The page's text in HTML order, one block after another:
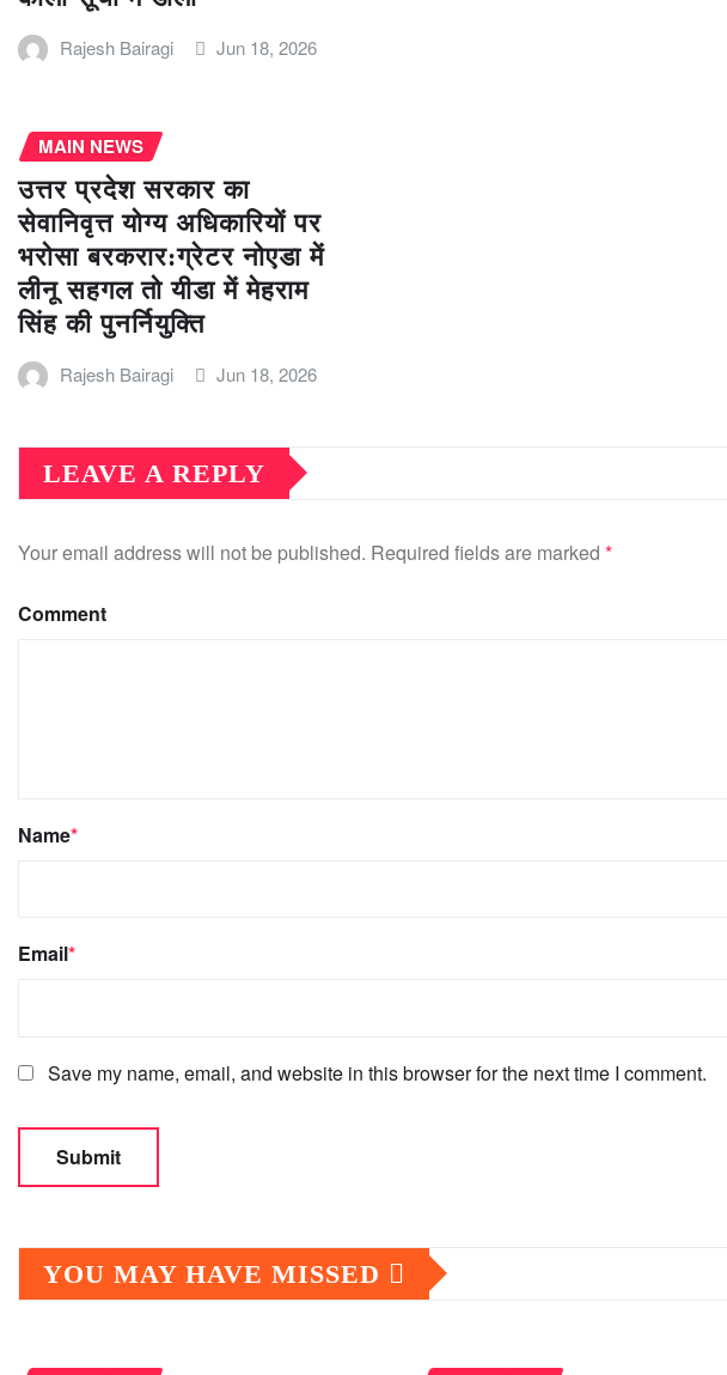
Rajesh Bairagi Jun 18, 2026
MAIN NEWS
उत्तर प्रदेश सरकार का
सेवानिवृत्त योग्य अधिकारियों पर
भरोसा बरकरार:ग्रेटर नोएडा में
लीनू सहगल तो यीडा में मेहराम
सिंह की पुनर्नियुक्ति
Rajesh Bairagi Jun 18, 2026
LEAVE A REPLY
Your email address will not be published. Required fields are marked *
Comment
Name*
Email*
Save my name, email, and website in this browser for the next time I comment.
YOU MAY HAVE MISSED